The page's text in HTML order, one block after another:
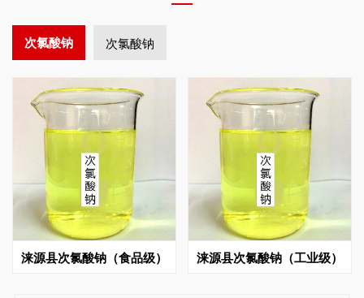
次氯酸钠 次氯酸钠
涞源县次氯酸钠（食品级） 涞源县次氯酸钠（工业级）